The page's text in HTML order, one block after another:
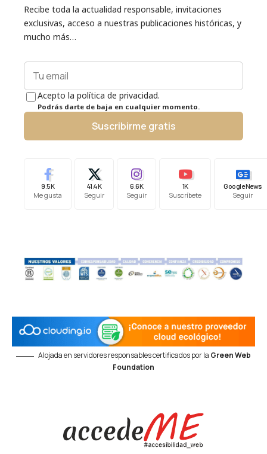
Recibe toda la actualidad responsable, invitaciones
exclusivas, acceso a nuestras publicaciones históricas, y
mucho más…
Acepto la política de privacidad.
Podrás darte de baja en cualquier momento.
Suscribirme gratis
9.5K
Me gusta
41.4K
Seguir
6.6K
Seguir
1K
Suscríbete
Google News
Seguir
Alojada en servidores responsables certificados por la Green Web
Foundation